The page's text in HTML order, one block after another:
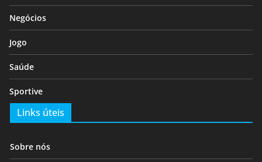
Negócios
Jogo
Saúde
Sportive
Links úteis
Sobre nós